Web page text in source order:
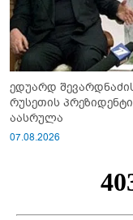
ედუარდ
რუსეთის
აასრულა
07.08.2026